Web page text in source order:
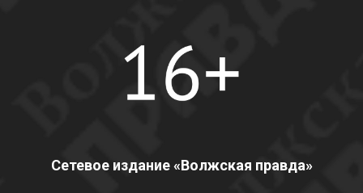
Сетевое издание «Волжская правда»